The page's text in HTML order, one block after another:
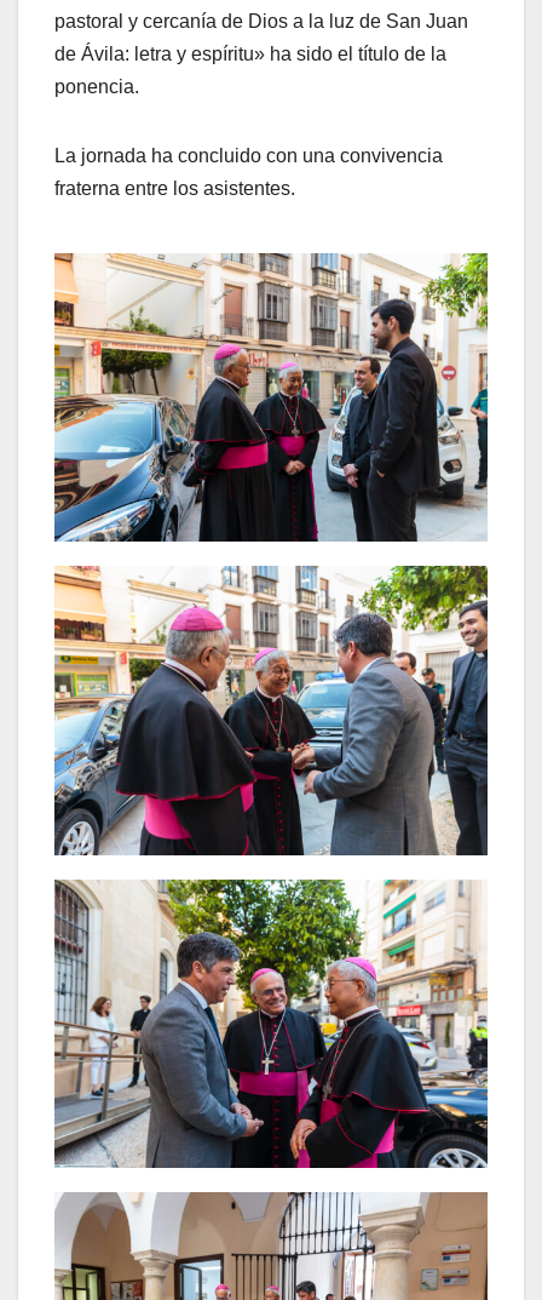
pastoral y cercanía de Dios a la luz de San Juan
de Ávila: letra y espíritu» ha sido el título de la
ponencia.
La jornada ha concluido con una convivencia
fraterna entre los asistentes.